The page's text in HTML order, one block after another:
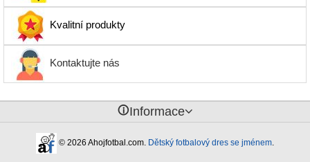
Kvalitní produkty
Kontaktujte nás
󰈢Informace
© 2026 Ahojfotbal.com. Dětský fotbalový dres se jménem.